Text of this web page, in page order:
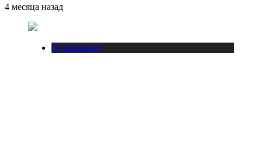
4 месяца назад
Публикации